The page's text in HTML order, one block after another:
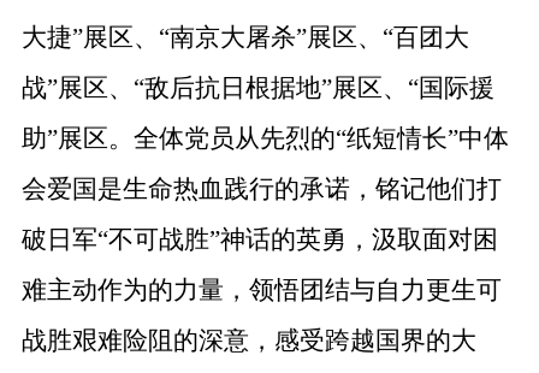
大捷”展区、“南京大屠杀”展区、“百团大
战”展区、“敌后抗日根据地”展区、“国际援
助”展区。全体党员从先烈的“纸短情长”中体
会爱国是生命热血践行的承诺，铭记他们打
破日军“不可战胜”神话的英勇，汲取面对困
难主动作为的力量，领悟团结与自力更生可
战胜艰难险阻的深意，感受跨越国界的大